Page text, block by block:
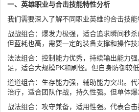
一、英雄职业与合击技能特性分析
我们需要深入了解不同职业英雄的合击技
战战组合：爆发力极强，适合追求瞬间秒
但蓝耗也高，需要一定的装备支撑和操作技
法法组合：控制能力优秀，持续输出能力
足，适合大规模PK和刷怪。但自身防御较
道道组合：生存能力强，辅助能力突出。
治疗，适合团队作战，持久性强。但单体爆
战法组合：攻守兼备，适用性强。代表合